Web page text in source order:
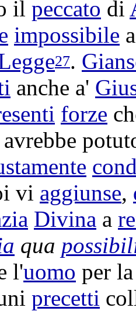
il peccato di
impossibile
27.
anche a'
forze
avrebbe
vi aggiunse,
Divina a
qua
l'uomo per
precetti